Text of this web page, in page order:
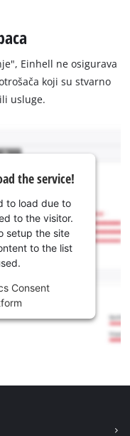
Einhell ne osigurava
koji su stvarno
usluge.
the service!
to load due to
to the visitor.
setup the site
to the list
Consent